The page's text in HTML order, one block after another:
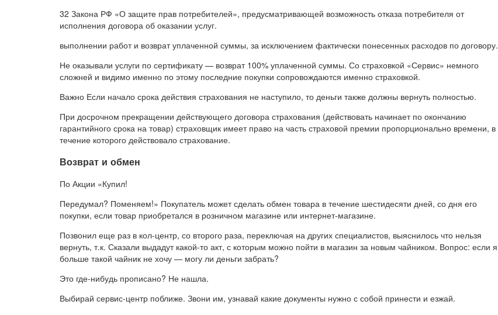
32 Закона РФ «О защите прав потребителей», предусматривающей возможность отказа потребителя от
исполнения договора об оказании услуг.
выполнении работ и возврат уплаченной суммы, за исключением фактически понесенных расходов по договору.
Не оказывали услуги по сертификату — возврат 100% уплаченной суммы. Со страховкой «Сервис» немного
сложней и видимо именно по этому последние покупки сопровождаются именно страховкой.
Важно Если начало срока действия страхования не наступило, то деньги также должны вернуть полностью.
При досрочном прекращении действующего договора страхования (действовать начинает по окончанию
гарантийного срока на товар) страховщик имеет право на часть страховой премии пропорционально времени, в
течение которого действовало страхование.
Возврат и обмен
По Акции «Купил!
Передумал? Поменяем!» Покупатель может сделать обмен товара в течение шестидесяти дней, со дня его
покупки, если товар приобретался в розничном магазине или интернет-магазине.
Позвонил еще раз в кол-центр, со второго раза, переключая на других специалистов, выяснилось что нельзя
вернуть, т.к. Сказали выдадут какой-то акт, с которым можно пойти в магазин за новым чайником. Вопрос: если я
больше такой чайник не хочу — могу ли деньги забрать?
Это где-нибудь прописано? Не нашла.
Выбирай сервис-центр поближе. Звони им, узнавай какие документы нужно с собой принести и езжай.